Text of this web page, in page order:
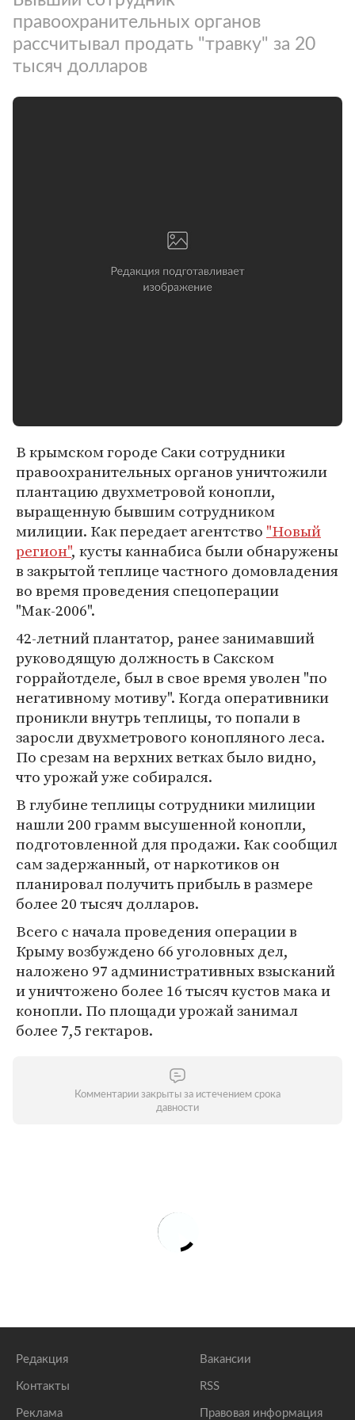
правоохранительных органов
рассчитывал продать "травку" за 20
тысяч долларов
В крымском городе Саки сотрудники
правоохранительных органов уничтожили
плантацию двухметровой конопли,
выращенную бывшим сотрудником
милиции. Как передает агентство "Новый
регион", кусты каннабиса были обнаружены
в закрытой теплице частного домовладения
во время проведения спецоперации
"Мак-2006".
42-летний плантатор, ранее занимавший
руководящую должность в Сакском
горрайотделе, был в свое время уволен "по
негативному мотиву". Когда оперативники
проникли внутрь теплицы, то попали в
заросли двухметрового конопляного леса.
По срезам на верхних ветках было видно,
что урожай уже собирался.
В глубине теплицы сотрудники милиции
нашли 200 грамм высушенной конопли,
подготовленной для продажи. Как сообщил
сам задержанный, от наркотиков он
планировал получить прибыль в размере
более 20 тысяч долларов.
Всего с начала проведения операции в
Крыму возбуждено 66 уголовных дел,
наложено 97 административных взысканий
и уничтожено более 16 тысяч кустов мака и
конопли. По площади урожай занимал
более 7,5 гектаров.
Комментарии закрыты за истечением срока
давности
Редакция
Контакты
Реклама
Вакансии
RSS
Правовая информация